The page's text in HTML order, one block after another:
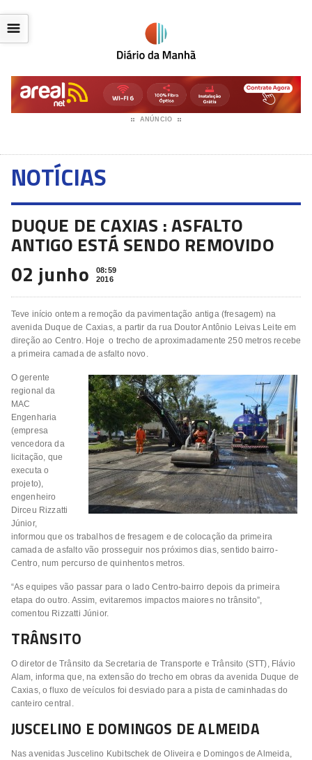
ANÚNCIO
☰
NOTÍCIAS
DUQUE DE CAXIAS : ASFALTO
ANTIGO ESTÁ SENDO REMOVIDO
02 junho
08:59
2016
Teve início ontem a remoção da pavimentação antiga (fresagem) na
avenida Duque de Caxias, a partir da rua Doutor Antônio Leivas Leite em
direção ao Centro. Hoje o trecho de aproximadamente 250 metros recebe
a primeira camada de asfalto novo.
O gerente
regional da
MAC
Engenharia
(empresa
vencedora da
licitação, que
executa o
projeto),
engenheiro
Dirceu Rizzatti
Júnior,
informou que os trabalhos de fresagem e de colocação da primeira
camada de asfalto vão prosseguir nos próximos dias, sentido bairro-
Centro, num percurso de quinhentos metros.
“As equipes vão passar para o lado Centro-bairro depois da primeira
etapa do outro. Assim, evitaremos impactos maiores no trânsito”,
comentou Rizzatti Júnior.
TRÂNSITO
O diretor de Trânsito da Secretaria de Transporte e Trânsito (STT), Flávio
Alam, informa que, na extensão do trecho em obras da avenida Duque de
Caxias, o fluxo de veículos foi desviado para a pista de caminhadas do
canteiro central.
JUSCELINO E DOMINGOS DE ALMEIDA
Nas avenidas Juscelino Kubitschek de Oliveira e Domingos de Almeida,